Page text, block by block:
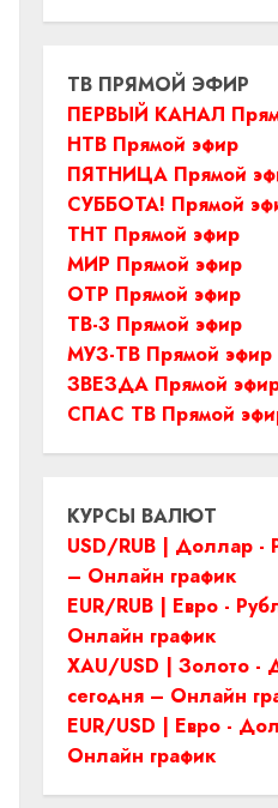
ТВ ПРЯМОЙ ЭФИР
ПЕРВЫЙ КАНАЛ
НТВ Прямой эфир
ПЯТНИЦА Прямой
СУББОТА! Прямой
ТНТ Прямой эфир
МИР Прямой эфир
ОТР Прямой эфир
ТВ-3 Прямой эфир
МУЗ-ТВ Прямой эфир
ЗВЕЗДА Прямой
СПАС ТВ Прямой
КУРСЫ ВАЛЮТ
USD/RUB | Доллар -
– Онлайн график
EUR/RUB | Евро -
Онлайн график
XAU/USD | Золото -
сегодня – Онлайн
EUR/USD | Евро -
Онлайн график